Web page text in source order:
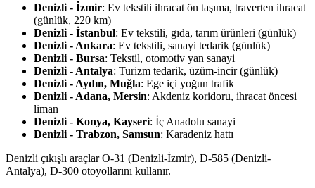
Denizli - İzmir: Ev tekstili ihracat ön taşıma, traverten ihracat
(günlük, 220 km)
Denizli - İstanbul: Ev tekstili, gıda, tarım ürünleri (günlük)
Denizli - Ankara: Ev tekstili, sanayi tedarik (günlük)
Denizli - Bursa: Tekstil, otomotiv yan sanayi
Denizli - Antalya: Turizm tedarik, üzüm-incir (günlük)
Denizli - Aydın, Muğla: Ege içi yoğun trafik
Denizli - Adana, Mersin: Akdeniz koridoru, ihracat öncesi
liman
Denizli - Konya, Kayseri: İç Anadolu sanayi
Denizli - Trabzon, Samsun: Karadeniz hattı
Denizli çıkışlı araçlar O-31 (Denizli-İzmir), D-585 (Denizli-
Antalya), D-300 otoyollarını kullanır.